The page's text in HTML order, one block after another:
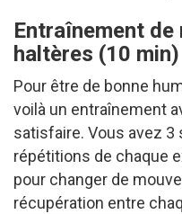
Entraînement
haltères (10 min)
Pour être de bonne
voilà un entraînement
satisfaire. Vous avez 3
répétitions de chaque
pour changer de
récupération entre